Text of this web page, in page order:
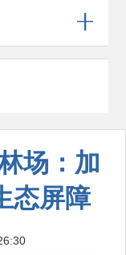
场：加
态屏障